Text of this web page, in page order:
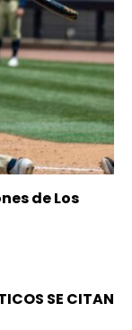
de Los
SE CITAN